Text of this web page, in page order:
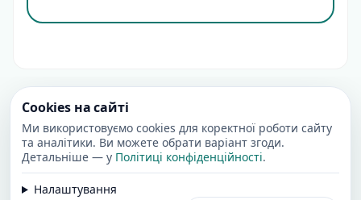
Cookies на сайті
Ми використовуємо cookies для коректної роботи сайту
та аналітики. Ви можете обрати варіант згоди.
Детальніше — у Політиці конфіденційності.
Налаштування